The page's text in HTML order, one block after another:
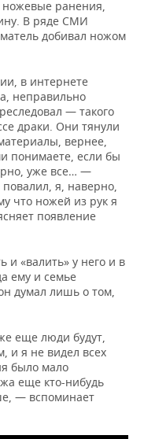
ранения,
В ряде СМИ
добивал ножом
в интернете
неправильно
— такого
драки. Они тянули
вернее,
понимаете, если бы
уже все… —
я, наверно,
что ножей из рук я
появление
и «валить» у него и в
ему и семье
думал лишь о том,
еще люди будут,
и я не видел всех
было мало
еще кто-нибудь
— вспоминает